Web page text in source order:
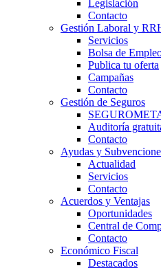
Legislación
Contacto
Gestión Laboral y
Servicios
Bolsa de
Publica tu oferta
Campañas
Contacto
Gestión de Seguros
Auditoría
Contacto
Ayudas y
Actualidad
Servicios
Contacto
Acuerdos y Ventajas
Oportunidades
Central de
Contacto
Económico Fiscal
Destacados